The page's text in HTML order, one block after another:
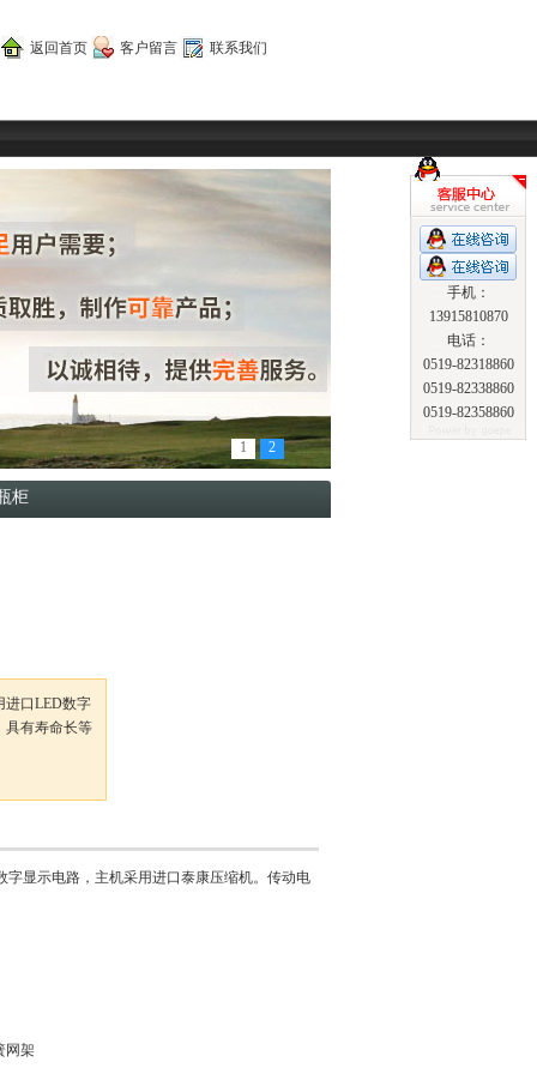
返回首页 客户留言 联系我们
1 2
手机：
13915810870
电话：
0519-82318860
0519-82338860
0519-82358860
柜
进口LED数字
具有寿命长等
字显示电路，主机采用进口泰康压缩机。传动电
网架